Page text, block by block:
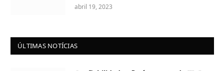
abril 19, 2023
ÚLTIMAS NOTÍCIAS